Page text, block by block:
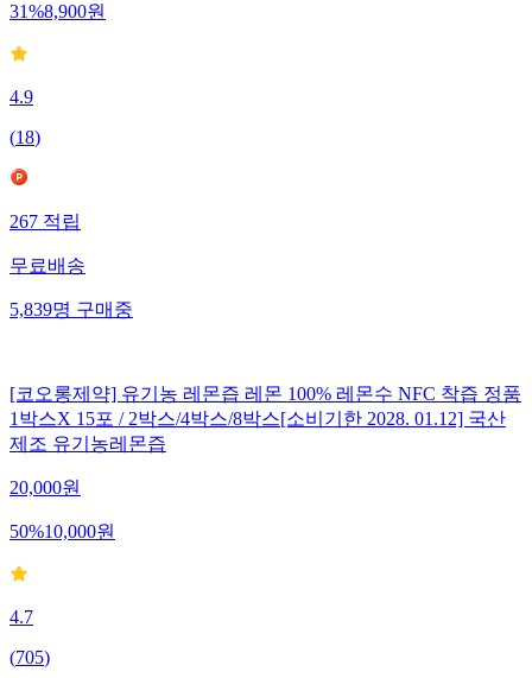
31%8,900원
4.9
(18)
267 적립
무료배송
5,839명 구매중
[코오롱제약] 유기농 레몬즙 레몬 100% 레몬수 NFC 착즙 정품
1박스X 15포 / 2박스/4박스/8박스[소비기한 2028. 01.12] 국산
제조 유기농레몬즙
20,000원
50%10,000원
4.7
(705)